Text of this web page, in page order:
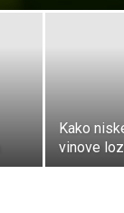
Kako
vinove